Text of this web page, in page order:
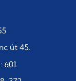
út 45.
601.